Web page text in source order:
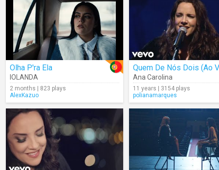
Olha P'ra Ela
IOLANDA
2 months | 823 plays
AlexKazuo
Quem De Nós Dois (Ao
Ana Carolina
11 years | 3154 plays
polianamarques